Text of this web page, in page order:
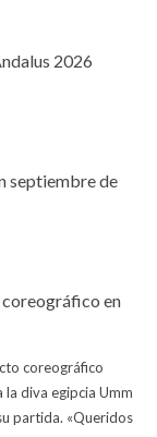
2026
septiembre de
en
coreográfico
la diva egipcia Umm
partida. «Queridos